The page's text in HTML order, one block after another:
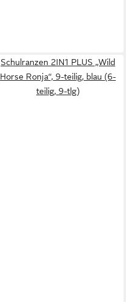
Schulranzen 2IN1 PLUS „Wild
Horse Ronja“, 9-teilig, blau (6-
teilig, 9-tlg)